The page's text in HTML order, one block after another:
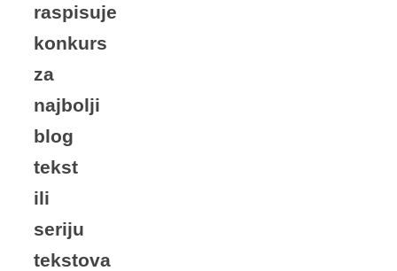
raspisuje
konkurs
za
najbolji
blog
tekst
ili
seriju
tekstova